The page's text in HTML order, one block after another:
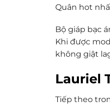
Quân hot
Bộ giáp bạc
Khi được
không giật
Lauriel
Tiếp theo